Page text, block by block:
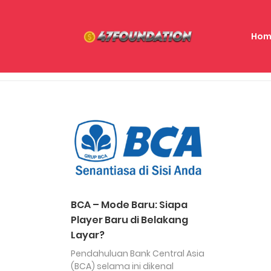
BCA – Mode Baru: Siapa
Player Baru di Belakang
Layar?
Pendahuluan Bank Central Asia
(BCA) selama ini dikenal